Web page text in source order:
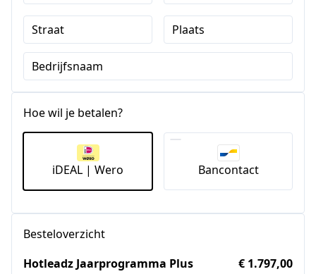
Straat Plaats
Bedrijfsnaam
Hoe wil je betalen?
iDEAL | Wero Bancontact
Besteloverzicht
Hotleadz Jaarprogramma Plus
€ 1.797,00